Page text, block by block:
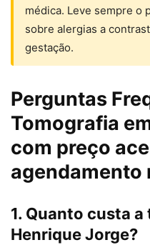
médica. Leve sempre o
sobre alergias a
gestação.
Perguntas
Tomografia
com preço
agendamento
1. Quanto custa
Henrique Jorge?